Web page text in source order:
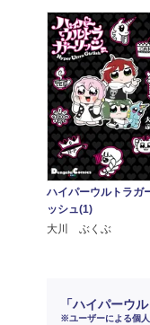
ハイパーウルトラガ
ッシュ(1)
大川 ぶくぶ
「ハイパーウ
※ユーザーによる個